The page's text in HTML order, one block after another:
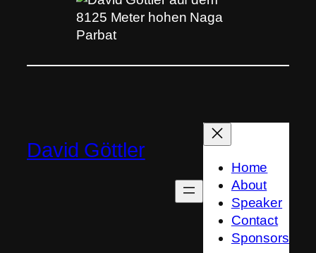
David Göttler
Home
About
Speaker
Contact
Sponsors